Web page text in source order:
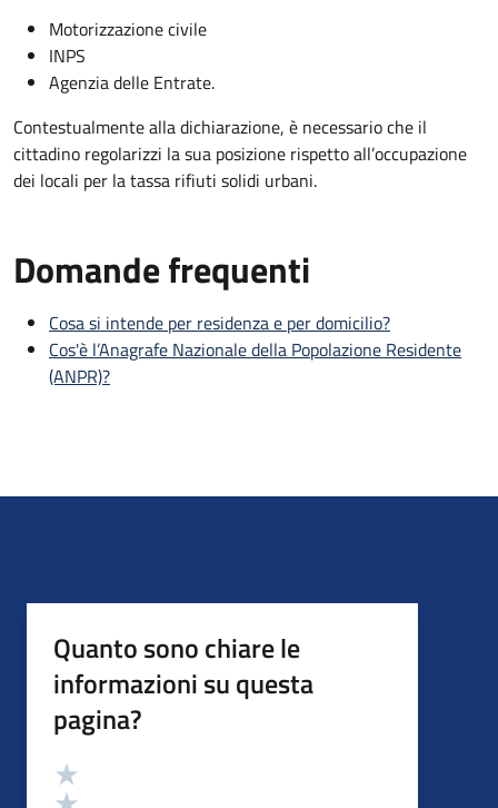
Motorizzazione civile
INPS
Agenzia delle Entrate.
Contestualmente alla dichiarazione, è necessario che il
cittadino regolarizzi la sua posizione rispetto all’occupazione
dei locali per la tassa rifiuti solidi urbani.
Domande frequenti
Cosa si intende per residenza e per domicilio?
Cos'è l’Anagrafe Nazionale della Popolazione Residente
(ANPR)?
Quanto sono chiare le
informazioni su questa
pagina?
Valutazione